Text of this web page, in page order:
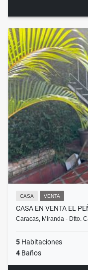
CASA VENTA
CASA EN VENTA EL
Caracas, Miranda - Dtto.
5 Habitaciones
4 Baños